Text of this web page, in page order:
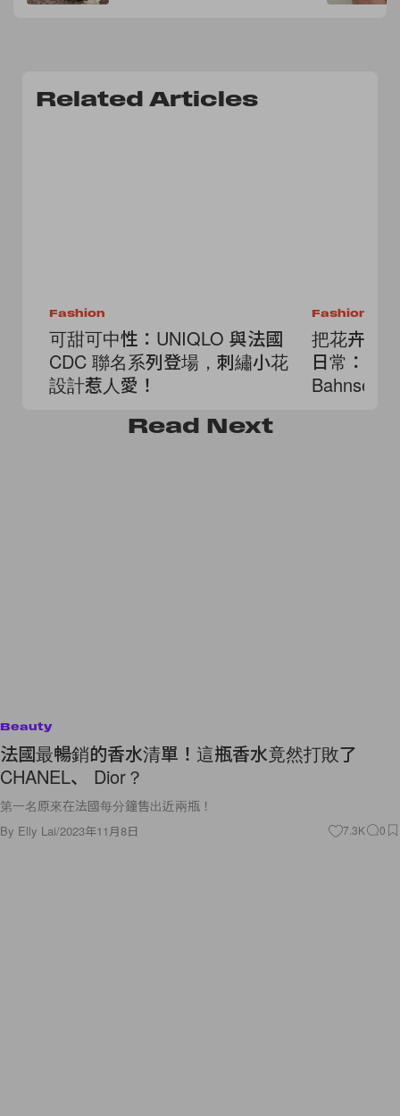
Related Articles
Fashion
可甜可中性：UNIQLO 與法國
CDC 聯名系列登場，刺繡小花
設計惹人愛！
Fashion
把花卉、
日常：
Bahnsen
Read Next
Beauty
法國最暢銷的香水清單！這瓶香水竟然打敗了
CHANEL、 Dior？
第一名原來在法國每分鐘售出近兩瓶！
By Elly Lai/2023年11月8日 7.3K 0